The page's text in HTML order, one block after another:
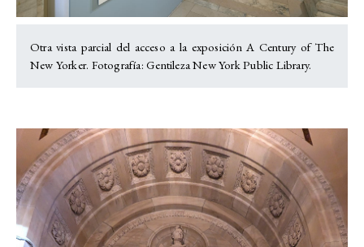
Otra vista parcial del acceso a la exposición A Century of The
New Yorker. Fotografía: Gentileza New York Public Library.